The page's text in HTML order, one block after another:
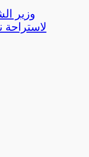
وزير
لاستراحة